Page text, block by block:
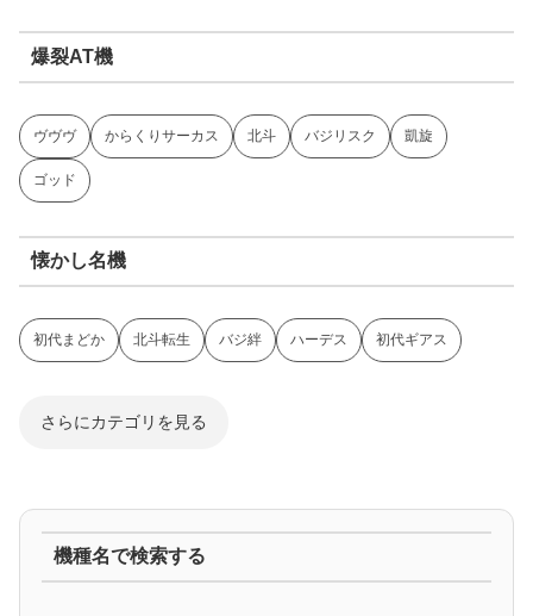
爆裂AT機
ヴヴヴ からくりサーカス 北斗 バジリスク 凱旋
ゴッド
懐かし名機
初代まどか 北斗転生 バジ絆 ハーデス 初代ギアス
さらにカテゴリを見る
機種名で検索する